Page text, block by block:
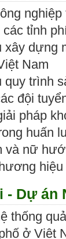
tỉnh
xây dựng
Nam
quy trình
đội
pháp
huấn
và nữ
hiệu
- Dự án
thống
ở Việt